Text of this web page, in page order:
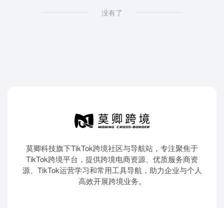
没有了
莫卿科技旗下TikTok跨境社区与导航站，专注聚焦于
TikTok跨境平台，提供跨境电商资源、优质服务商资
源、TikTok运营学习和常用工具导航，助力企业与个人
高效开展跨境业务。